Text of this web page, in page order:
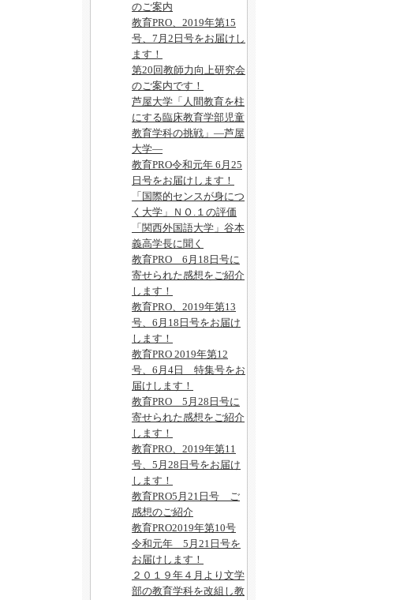
のご案内
教育PRO、2019年第15
号、7月2日号をお届けし
ます！
第20回教師力向上研究会
のご案内です！
芦屋大学「人間教育を柱
にする臨床教育学部児童
教育学科の挑戦」―芦屋
大学―
教育PRO令和元年 6月25
日号をお届けします！
「国際的センスが身につ
く大学」ＮＯ.１の評価
「関西外国語大学」谷本
義高学長に聞く
教育PRO 6月18日号に
寄せられた感想をご紹介
します！
教育PRO、2019年第13
号、6月18日号をお届け
します！
教育PRO 2019年第12
号、6月4日 特集号をお
届けします！
教育PRO 5月28日号に
寄せられた感想をご紹介
します！
教育PRO、2019年第11
号、5月28日号をお届け
します！
教育PRO5月21日号 ご
感想のご紹介
教育PRO2019年第10号
令和元年 5月21日号を
お届けします！
２０１９年４月より文学
部の教育学科を改組し教